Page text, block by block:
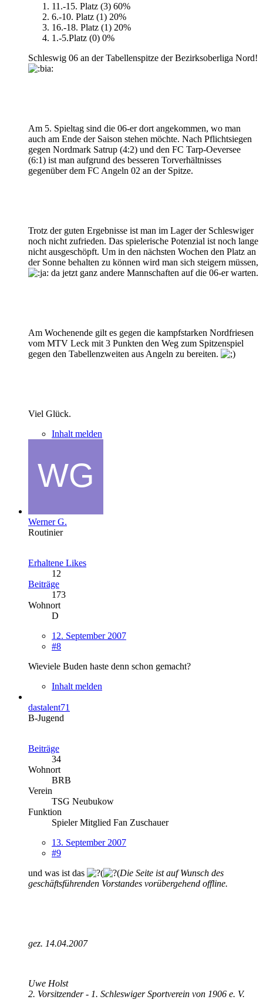
11.-15. Platz (3) 60%
6.-10. Platz (1) 20%
16.-18. Platz (1) 20%
1.-5.Platz (0) 0%
Schleswig 06 an der Tabellenspitze der Bezirksoberliga Nord!
Am 5. Spieltag sind die 06-er dort angekommen, wo man
auch am Ende der Saison stehen möchte. Nach Pflichtsiegen
gegen Nordmark Satrup (4:2) und den FC Tarp-Oeversee
(6:1) ist man aufgrund des besseren Torverhältnisses
gegenüber dem FC Angeln 02 an der Spitze.
Trotz der guten Ergebnisse ist man im Lager der Schleswiger
noch nicht zufrieden. Das spielerische Potenzial ist noch lange
nicht ausgeschöpft. Um in den nächsten Wochen den Platz an
der Sonne behalten zu können wird man sich steigern müssen,
da jetzt ganz andere Mannschaften auf die 06-er warten.
Am Wochenende gilt es gegen die kampfstarken Nordfriesen
vom MTV Leck mit 3 Punkten den Weg zum Spitzenspiel
gegen den Tabellenzweiten aus Angeln zu bereiten.
Viel Glück.
Inhalt melden
Werner G.
Routinier
Erhaltene Likes
12
Beiträge
173
Wohnort
D
12. September 2007
#8
Wieviele Buden haste denn schon gemacht?
Inhalt melden
dastalent71
B-Jugend
Beiträge
34
Wohnort
BRB
Verein
TSG Neubukow
Funktion
Spieler Mitglied Fan Zuschauer
13. September 2007
#9
und was ist das
Die Seite ist auf Wunsch des
geschäftsführenden Vorstandes vorübergehend offline.
gez. 14.04.2007
Uwe Holst
2. Vorsitzender - 1. Schleswiger Sportverein von 1906 e. V.